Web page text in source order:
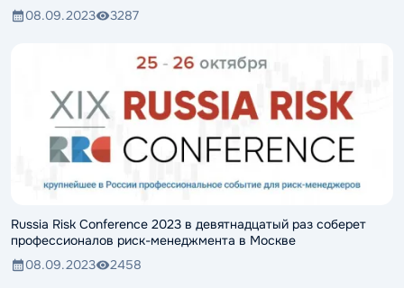
08.09.2023
3287
Russia Risk Conference 2023 в девятнадцатый раз соберет
профессионалов риск-менеджмента в Москве
08.09.2023
2458